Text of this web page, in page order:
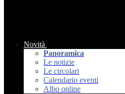
Novità
Panoramica
Le notizie
Le circolari
Calendario eventi
Albo online